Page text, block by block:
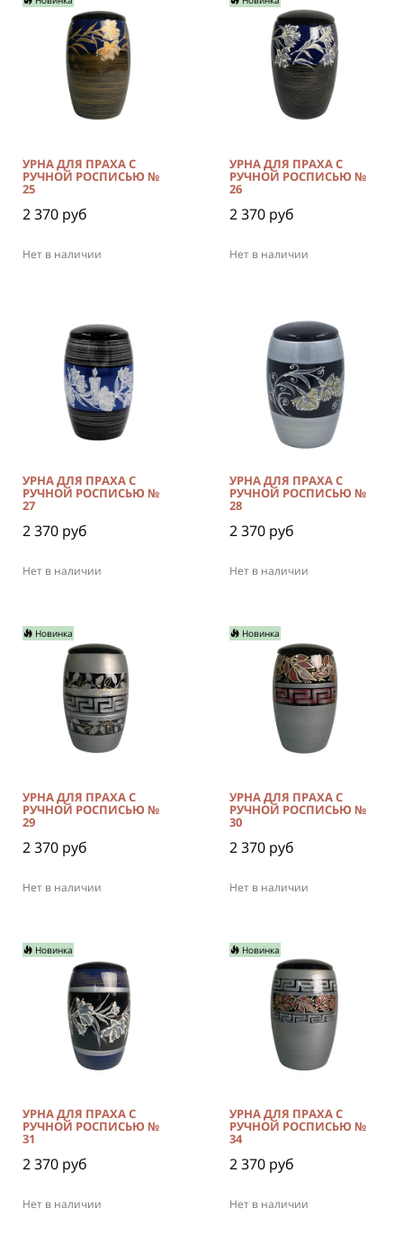
Нет в наличии
УРНА ДЛЯ ПРАХА С
РУЧНОЙ РОСПИСЬЮ №
25
2 370 руб
Нет в наличии
УРНА ДЛЯ ПРАХА С
РУЧНОЙ РОСПИСЬЮ №
26
2 370 руб
Нет в наличии
УРНА ДЛЯ ПРАХА С
РУЧНОЙ РОСПИСЬЮ №
27
2 370 руб
Нет в наличии
УРНА ДЛЯ ПРАХА С
РУЧНОЙ РОСПИСЬЮ №
28
2 370 руб
Новинка
Нет в наличии
УРНА ДЛЯ ПРАХА С
РУЧНОЙ РОСПИСЬЮ №
29
2 370 руб
Новинка
Нет в наличии
УРНА ДЛЯ ПРАХА С
РУЧНОЙ РОСПИСЬЮ №
30
2 370 руб
Новинка
Нет в наличии
УРНА ДЛЯ ПРАХА С
РУЧНОЙ РОСПИСЬЮ №
31
2 370 руб
Новинка
Нет в наличии
УРНА ДЛЯ ПРАХА С
РУЧНОЙ РОСПИСЬЮ №
34
2 370 руб